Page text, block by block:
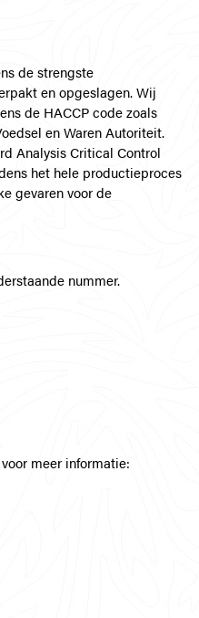
de strengste
en opgeslagen. Wij
de HACCP code zoals
en Waren Autoriteit.
Analysis Critical Control
het hele productieproces
gevaren voor de
nummer.
meer informatie: